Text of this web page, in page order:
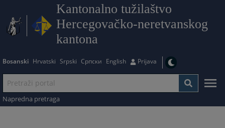
Kantonalno tužilaštvo
Hercegovačko-neretvanskog
kantona
Bosanski Hrvatski Srpski Српски English Prijava
Napredna pretraga